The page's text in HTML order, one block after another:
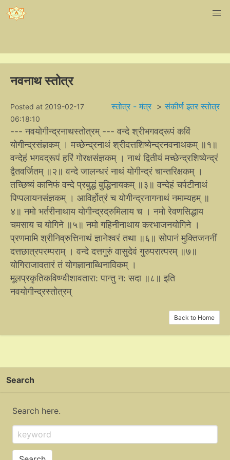
नवनाथ स्तोत्र
स्तोत्र - मंत्र >संकीर्ण इतर स्तोत्र
Posted at 2019-02-17
06:18:10
--- नवयोगीन्द्रनाथस्तोत्रम् --- वन्दे श्रीभगवद्रूपं कविं
योगीन्द्रसंज्ञकम् । मच्छेन्द्रनाथं श्रीदत्तशिष्येन्द्रनवनाथकम् ॥१॥
वन्देहं भगवद्रूपं हरिं गोरक्षसंज्ञकम् । नाथं द्वितीयं मच्छेन्द्रशिष्येन्द्रं
द्वैतवर्जितम् ॥२॥ वन्दे जालन्धरं नाथं योगीन्द्रं चान्तरिक्षकम् ।
तच्छिष्यं कानिफं वन्दे प्रबुद्धं बुद्धिनायकम् ॥३॥ वन्देहं चर्पटीनाथं
पिप्पलायनसंज्ञकम् । आविर्होत्रं च योगीन्द्रनागनाथं नमाम्यहम् ॥
४॥ नमो भर्तरीनाथाय योगीन्द्रद्रुमिलाय च । नमो रेवणसिद्धाय
चमसाय च योगिने ॥५॥ नमो गहिनीनाथाय करभाजनयोगिने ।
प्रणमामि श्रीनिव्रुत्तिनाथं ज्ञानेश्वरं तथा ॥६॥ सोपानं मुक्तिजननीं
दत्तछात्रपरम्पराम् । वन्दे दत्तगुरुं वासुदेवं गुरुपरात्परम् ॥७॥
योगिराजावतारं तं योगज्ञानाब्धिनाविकम् ।
मूलप्रकृतिकविष्ण्वीशावतारा: पान्तु न: सदा ॥८॥ इति
नवयोगीन्द्रस्तोत्रम्
Back to Home
Search
Search here.